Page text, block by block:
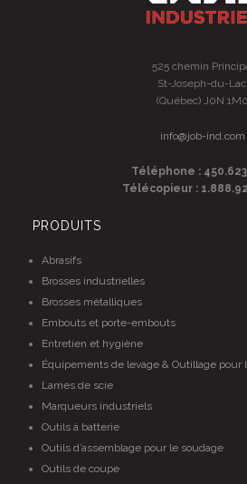
525 chemin
St-Joseph-du-Lac,
(Québec) J0N 1M0
info@job-ind.com
Téléphone :
Télécopieur :
PRODUITS
Abrasifs
Brosses industrielles
Brosses métalliques
Embouts et porte-embouts
Entretien et hygiène
Équipements de levage & Outillage pour
Lames de scie
Marqueurs industriels
Outils à batterie
Outils d’assemblage pour le soudage
Outils de coupe